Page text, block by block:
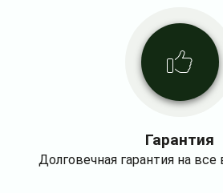
Гарантия
Долговечная гарантия на